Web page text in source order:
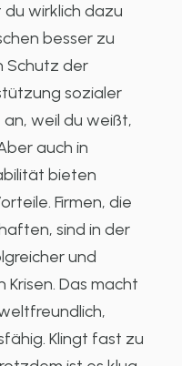
du wirklich dazu
besser zu
Schutz der
sozialer
an, weil du weißt,
auch in
bieten
Firmen, die
sind in der
und
Das macht
Klingt fast zu